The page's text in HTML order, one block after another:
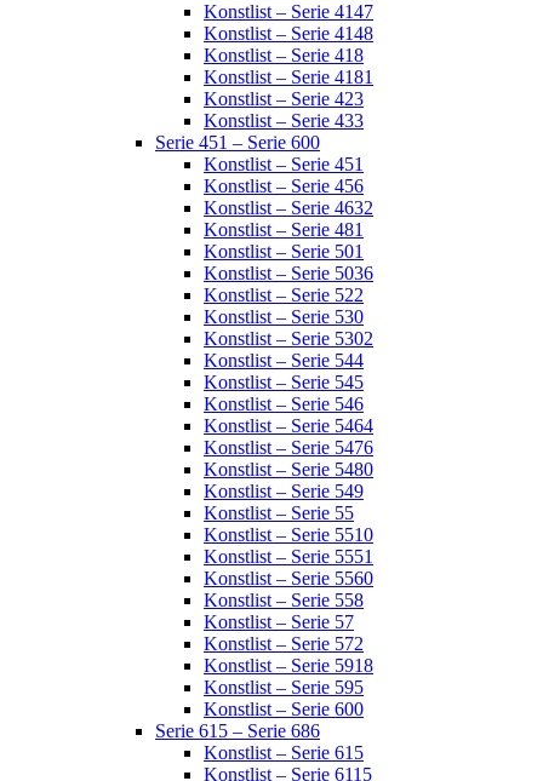
Konstlist – Serie 4147
Konstlist – Serie 4148
Konstlist – Serie 418
Konstlist – Serie 4181
Konstlist – Serie 423
Konstlist – Serie 433
Serie 451 – Serie 600
Konstlist – Serie 451
Konstlist – Serie 456
Konstlist – Serie 4632
Konstlist – Serie 481
Konstlist – Serie 501
Konstlist – Serie 5036
Konstlist – Serie 522
Konstlist – Serie 530
Konstlist – Serie 5302
Konstlist – Serie 544
Konstlist – Serie 545
Konstlist – Serie 546
Konstlist – Serie 5464
Konstlist – Serie 5476
Konstlist – Serie 5480
Konstlist – Serie 549
Konstlist – Serie 55
Konstlist – Serie 5510
Konstlist – Serie 5551
Konstlist – Serie 5560
Konstlist – Serie 558
Konstlist – Serie 57
Konstlist – Serie 572
Konstlist – Serie 5918
Konstlist – Serie 595
Konstlist – Serie 600
Serie 615 – Serie 686
Konstlist – Serie 615
Konstlist – Serie 6115